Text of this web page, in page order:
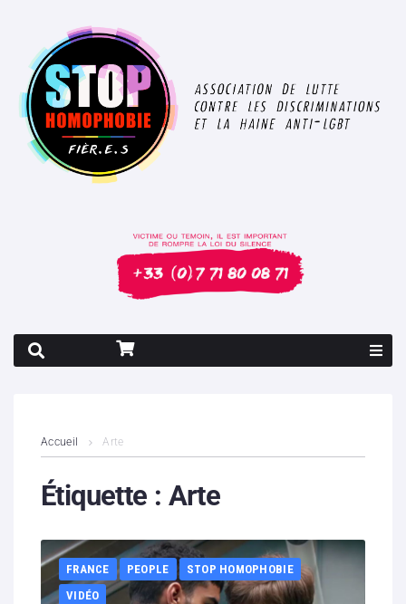
Contenus litigieux
Boutique
Accueil Arte
Étiquette : Arte
FRANCE PEOPLE
STOP HOMOPHOBIE
VIDÉO